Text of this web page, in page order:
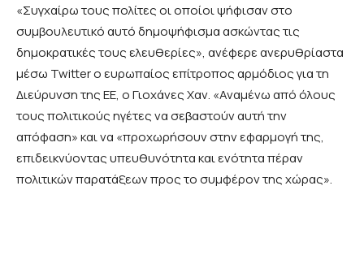
«Συγχαίρω τους πολίτες οι οποίοι ψήφισαν στο
συμβουλευτικό αυτό δημοψήφισμα ασκώντας τις
δημοκρατικές τους ελευθερίες», ανέφερε ανερυθρίαστα
μέσω Twitterο ευρωπαίος επίτροπος αρμόδιος για τη
Διεύρυνση της ΕΕ, ο Γιοχάνες Χαν. «Αναμένω από όλους
τους πολιτικούς ηγέτες να σεβαστούν αυτή την
απόφαση» και να «προχωρήσουν στην εφαρμογή της,
επιδεικνύοντας υπευθυνότητα και ενότητα πέραν
πολιτικών παρατάξεων προς το συμφέρον της χώρας».